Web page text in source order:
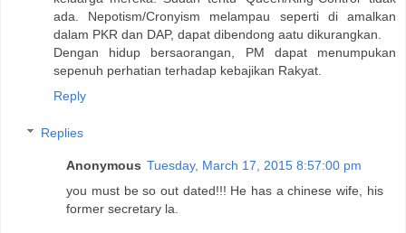
ada. Nepotism/Cronyism melampau seperti di amalkan
dalam PKR dan DAP, dapat dibendong aatu dikurangkan.
Dengan hidup bersaorangan, PM dapat menumpukan
sepenuh perhatian terhadap kebajikan Rakyat.
Reply
Replies
Anonymous Tuesday, March 17, 2015 8:57:00 pm
you must be so out dated!!! He has a chinese wife, his
former secretary la.